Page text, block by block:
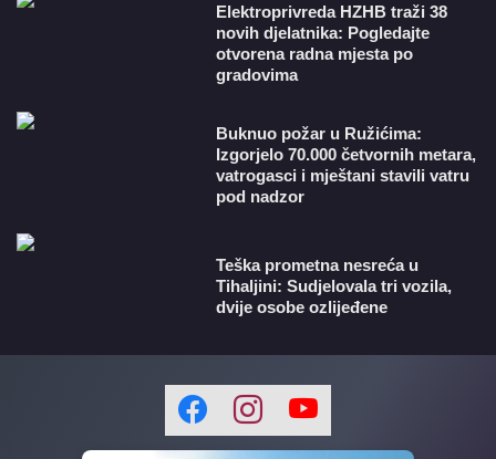
​Elektroprivreda HZHB traži 38
novih djelatnika: Pogledajte
otvorena radna mjesta po
gradovima
Buknuo požar u Ružićima:
Izgorjelo 70.000 četvornih metara,
vatrogasci i mještani stavili vatru
pod nadzor
Teška prometna nesreća u
Tihaljini: Sudjelovala tri vozila,
dvije osobe ozlijeđene